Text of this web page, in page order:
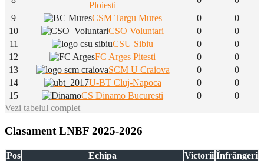
Ploiesti
9
CSM Targu Mures 0
0
10
CSO Voluntari 0
0
11
CSU Sibiu 0
0
12
FC Arges Pitesti 0
0
13
SCM U Craiova 0
0
14
U-BT Cluj-Napoca 0
0
15
CS Dinamo Bucuresti 0
0
Vezi tabelul complet
Clasament LNBF 2025-2026
Pos Echipa Victorii Înfrângeri